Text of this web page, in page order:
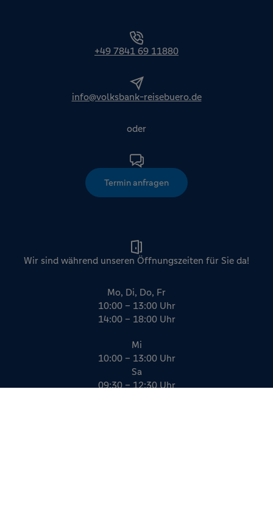
+49 7841 69 11880
info@volksbank-reisebuero.de
oder
Termin anfragen
Wir sind während unseren Öffnungszeiten für Sie da!
Mo, Di, Do, Fr
10:00 – 13:00 Uhr
14:00 – 18:00 Uhr
Mi
10:00 – 13:00 Uhr
Sa
09:30 – 12:30 Uhr